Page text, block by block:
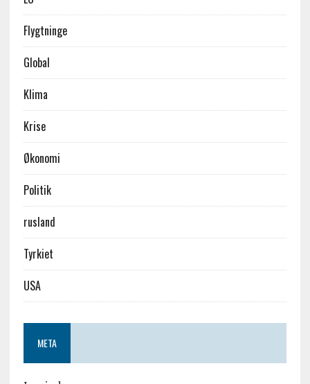
Flygtninge
Global
Klima
Krise
Økonomi
Politik
rusland
Tyrkiet
USA
META